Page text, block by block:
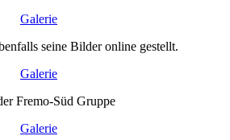
Galerie
seine Bilder online gestellt.
Galerie
Fremo-Süd Gruppe
Galerie